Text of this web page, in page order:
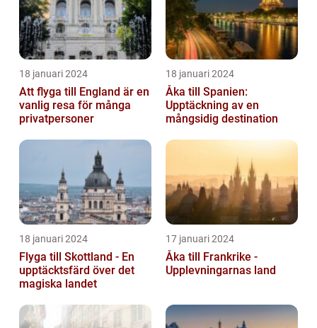
18 januari 2024
Att flyga till England är en
vanlig resa för många
privatpersoner
18 januari 2024
Åka till Spanien:
Upptäckning av en
mångsidig destination
18 januari 2024
Flyga till Skottland - En
upptäcktsfärd över det
magiska landet
17 januari 2024
Åka till Frankrike -
Upplevningarnas land